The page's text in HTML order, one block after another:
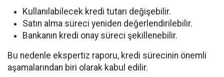
Kullanılabilecek kredi tutarı değişebilir.
Satın alma süreci yeniden değerlendirilebilir.
Bankanın kredi onay süreci şekillenebilir.
Bu nedenle ekspertiz raporu, kredi sürecinin önemli
aşamalarından biri olarak kabul edilir.